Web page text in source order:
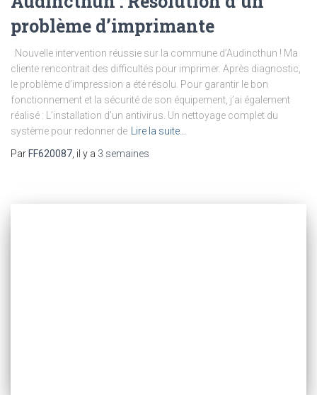
problème d’imprimante
Nouvelle intervention réussie sur la commune d’Audincthun ! Ma
cliente rencontrait des difficultés pour imprimer. Après diagnostic,
le problème d’impression a été résolu. Pour garantir le bon
fonctionnement et la sécurité de son équipement, j’ai également
réalisé : L’installation d’un antivirus. Un nettoyage complet du
système pour redonner de Lire la suite…
Par FF620087, il y a 3 semaines